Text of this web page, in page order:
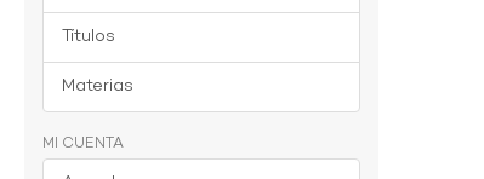
Títulos
Materias
MI CUENTA